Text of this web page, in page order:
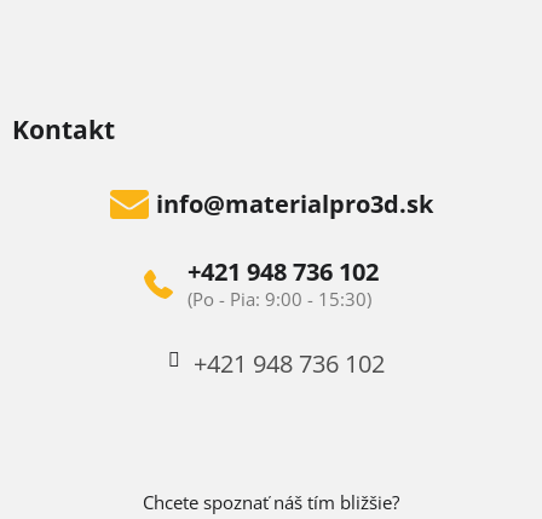
Kontakt
info@materialpro3d.sk
+421 948 736 102
+421 948 736 102
Chcete spoznať náš tím bližšie?